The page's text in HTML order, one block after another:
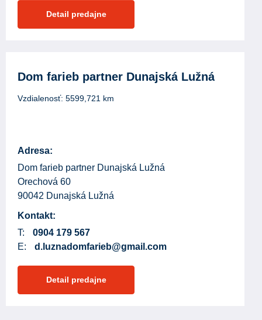
Detail predajne
Dom farieb partner Dunajská Lužná
Vzdialenosť: 5599,721 km
Adresa:
Dom farieb partner Dunajská Lužná
Orechová 60
90042 Dunajská Lužná
Kontakt:
T:
0904 179 567
E:
d.luznadomfarieb@gmail.com
Detail predajne